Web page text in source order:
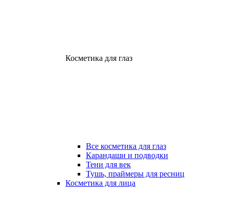
Косметика для глаз
Все косметика для глаз
Карандаши и подводки
Тени для век
Тушь, праймеры для ресниц
Косметика для лица